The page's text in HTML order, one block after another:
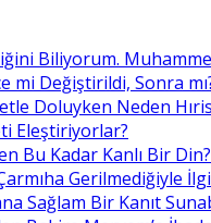
Biliyorum.
mi Değiştirildi, Sonra
Doluyken Neden
Eleştiriyorlar?
Bu Kadar Kanlı Bir Din?
Çarmıha Gerilmediğiyle
Sağlam Bir Kanıt